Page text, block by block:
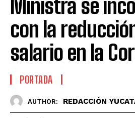
Ministra se
con la
salario en la
PORTADA
AUTHOR: REDACCIÓN